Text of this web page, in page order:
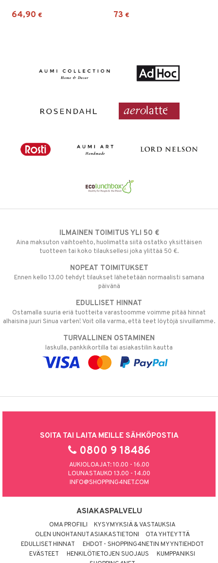
64,90 € 73 €
ILMAINEN TOIMITUS YLI 50 €
Aina maksuton vaihtoehto, huolimatta siitä ostatko yksittäisen
tuotteen tai koko tilauksellesi joka ylittää 50 €.
NOPEAT TOIMITUKSET
Ennen kello 13.00 tehdyt tilaukset lähetetään normaalisti samana
päivänä
EDULLISET HINNAT
Ostamalla suuria eriä tuotteita varastoomme voimme pitää hinnat
alhaisina juuri Sinua varten! Voit olla varma, että teet löytöjä sivuillamme.
TURVALLINEN OSTAMINEN
laskulla, pankkikortilla tai asiakastilin kautta
SOITA TAI LAITA MEILLE SÄHKÖPOSTIA
0800 9 18486
AUKIOLOAJAT: 10.00 - 16.00
LOUNASTAUKO 13.00 - 14.00
INFO@SHOPPING4NET.COM
ASIAKASPALVELU
OMA PROFIILI
KYSYMYKSIÄ & VASTAUKSIA
OLEN UNOHTANUT ASIAKASTIETONI
OTA YHTEYTTÄ
EDULLISET HINNAT
EHDOT - SHOPPING4NETIN MYYNTIEHDOT
EVÄSTEET
HENKILÖTIETOJEN SUOJAUS
KUMPPANIKSI